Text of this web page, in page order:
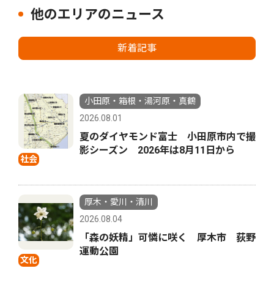
他のエリアのニュース
新着記事
社会
小田原・箱根・湯河原・真鶴
2026.08.01
夏のダイヤモンド富士 小田原市内で撮
影シーズン 2026年は8月11日から
文化
厚木・愛川・清川
2026.08.04
「森の妖精」可憐に咲く 厚木市 荻野
運動公園